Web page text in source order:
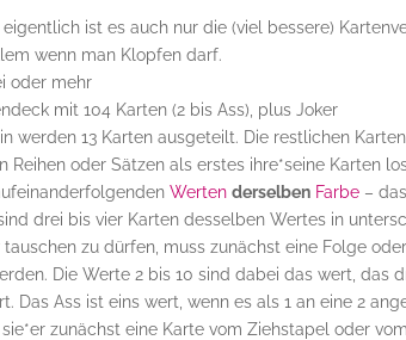
ist es auch nur die (viel bessere)
wenn man Klopfen darf.
oder mehr
mit 104 Karten (2 bis Ass), plus Joker
werden 13 Karten ausgeteilt. Die restlichen
Reihen oder Sätzen als erstes ihre*seine Karten
Werten derselben Farbe –
drei bis vier Karten desselben Wertes in
zu dürfen, muss zunächst eine Folge
Die Werte 2 bis 10 sind dabei das wert, das
Das Ass ist eins wert, wenn es als 1 an eine 2
zunächst eine Karte vom Ziehstapel oder